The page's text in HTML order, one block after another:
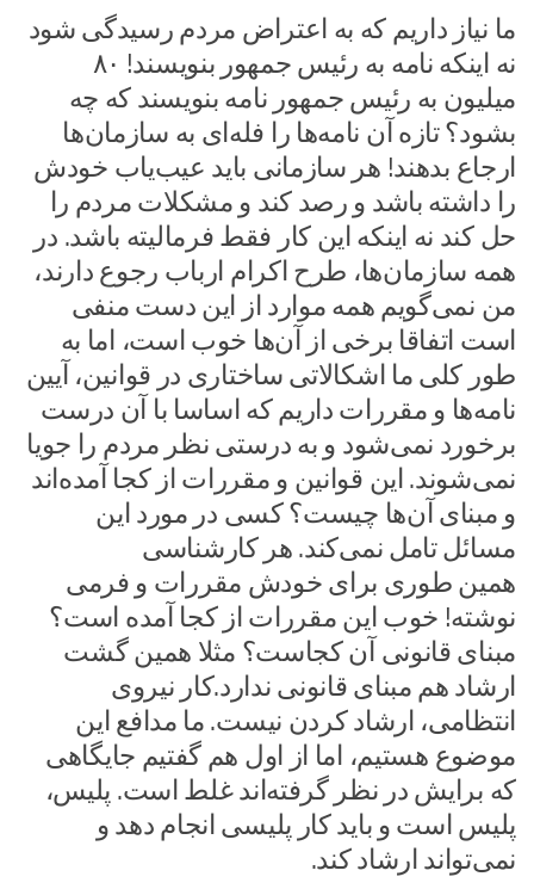
ما نیاز داریم که به اعتراض مردم رسیدگی شود
نه اینکه نامه به رئیس جمهور بنویسند! ۸۰
میلیون به رئیس جمهور نامه بنویسند که چه
بشود؟ تازه آن نامه‌ها را فله‌ای به سازمان‌ها
ارجاع بدهند! هر سازمانی باید عیب‌یاب خودش
را داشته باشد و رصد کند و مشکلات مردم را
حل کند نه اینکه این کار فقط فرمالیته باشد. در
همه سازمان‌ها، طرح اکرام ارباب رجوع دارند،
من نمی‌گویم همه موارد از این دست منفی
است اتفاقا برخی از آن‌ها خوب است، اما به
طور کلی ما اشکالاتی ساختاری در قوانین، آیین
نامه‌ها و مقررات داریم که اساسا با آن درست
برخورد نمی‌شود و به درستی نظر مردم را جویا
نمی‌شوند. این قوانین و مقررات از کجا آمده‌اند
و مبنای آن‌ها چیست؟ کسی در مورد این
مسائل تامل نمی‌کند. هر کارشناسی
همین طوری برای خودش مقررات و فرمی
نوشته! خوب این مقررات از کجا آمده است؟
مبنای قانونی آن کجاست؟ مثلا همین گشت
ارشاد هم مبنای قانونی ندارد.کار نیروی
انتظامی، ارشاد کردن نیست. ما مدافع این
موضوع هستیم، اما از اول هم گفتیم جایگاهی
که برایش در نظر گرفته‌اند غلط است. پلیس،
پلیس است و باید کار پلیسی انجام دهد و
نمی‌تواند ارشاد کند.